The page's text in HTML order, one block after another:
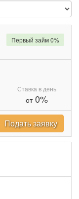
Ставка в день
от0%
Первый займ 0%
Подать заявку